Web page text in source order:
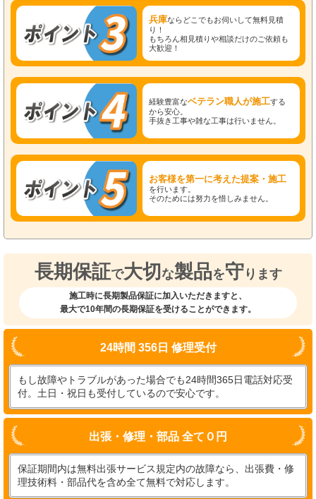
兵庫ならどこでもお伺いして無料見積
り！
もちろん相見積りや相談だけのご依頼も
大歓迎！
経験豊富なベテラン職人が施工する
から安心。
手抜き工事や雑な工事は行いません。
お客様を第一に考えた提案・施工
を行います。
そのためには努力を惜しみません。
長期保証で大切 な製品を守 ります
施工時に長期製品保証に加入いただきますと、
最大で10年間の長期保証を受けることができます。
24時間 356日 修理受付
もし故障やトラブルがあった場合でも24時間365日電話対応受
付。土日・祝日も受付しているので安心です。
出張・修理・部品 全て０円
保証期間内は無料出張サービス規定内の故障なら、出張費・修
理技術料・部品代を含め全て無料で対応します。